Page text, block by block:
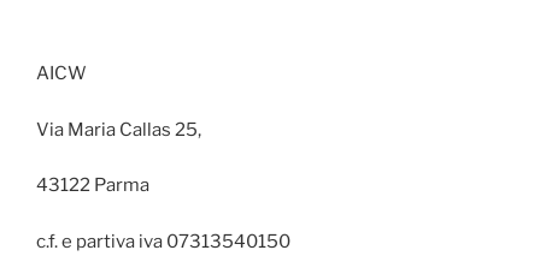
AICW
Via Maria Callas 25,
43122 Parma
c.f. e partiva iva 07313540150